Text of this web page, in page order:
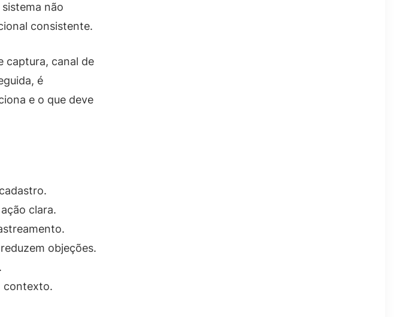
não
consistente.
captura, canal de
é
e o que deve
clara.
objeções.
contexto.